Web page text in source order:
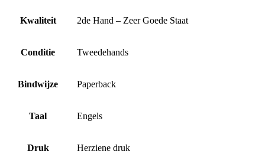
Kwaliteit 2de Hand – Zeer Goede Staat
Conditie Tweedehands
Bindwijze Paperback
Taal Engels
Druk Herziene druk